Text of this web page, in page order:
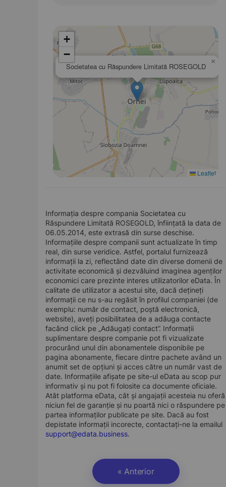
Societatea cu Răspundere Limitată ROSEGOLD
×
+
−
Leaflet
Informația despre compania Societatea cu
Răspundere Limitată ROSEGOLD, înființată la data de
06.05.2014, este extrasă din surse deschise.
Informațiile despre companii sunt actualizate în timp
real, din surse veridice. Astfel, portalul furnizează
informații la zi, reflectând date din diverse domenii de
activitate economică și dezvăluind imaginea agenților
economici care prezinte interes utilizatorilor eData. În
calitate de utilizator a acestui site, dacă dețineți
informații ce nu s-au regăsit în profilul companiei (de
exemplu: număr de contact, poștă electronică,
website), aveți posibilitatea de a adăuga contacte
facând click pe „Adăugați contact”. Informații
suplimentare despre companie pot fi vizualizate
procurând unul din abonamentele disponibile pe
pagina abonamente, fiecare dintre pachete având un
anumit set de opțiuni și acces către un număr vast de
date. Informațiile afișate pe site-ul eData au scop pur
informativ și nu pot fi folosite ca documente oficiale.
Atât platforma eData, cât și angajații acesteia nu oferă
niciun fel de garanție și nu poartă nici o răspundere pe
partea informaților publicate pe site. Dacă au fost
depistate informații incorecte, contactați-ne la emailul
support@edata.business.
« Anterior